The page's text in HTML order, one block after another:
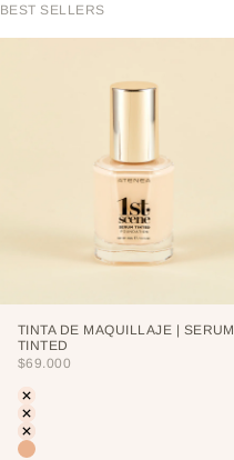
BEST SELLERS
TINTA DE MAQUILLAJE | SERUM
TINTED
PRECIO DE OFERTA
$69.000
Color
LIGHT
PORCELAIN
CREAM